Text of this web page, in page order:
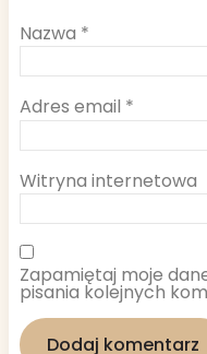
Nazwa *
Adres email *
Witryna internetowa
Zapamiętaj moje
pisania kolejnych